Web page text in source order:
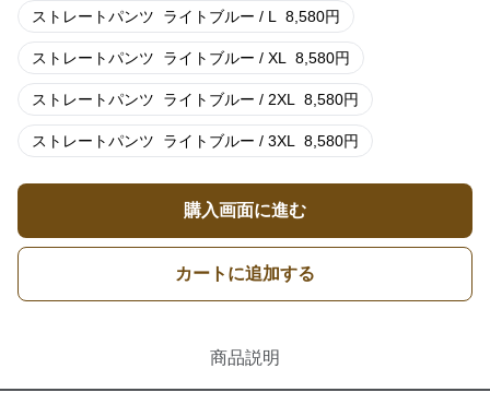
ストレートパンツ ライトブルー / L 8,580円
ストレートパンツ ライトブルー / XL 8,580円
ストレートパンツ ライトブルー / 2XL 8,580円
ストレートパンツ ライトブルー / 3XL 8,580円
購入画面に進む
カートに追加する
商品説明